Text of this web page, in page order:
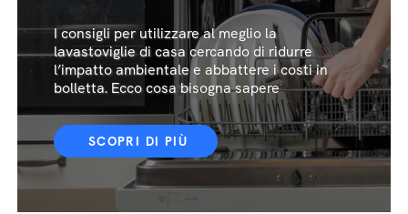
I consigli per utilizzare al meglio la
lavastoviglie di casa cercando di ridurre
l’impatto ambientale e abbattere i costi in
bolletta. Ecco cosa bisogna sapere
SCOPRI DI PIÙ